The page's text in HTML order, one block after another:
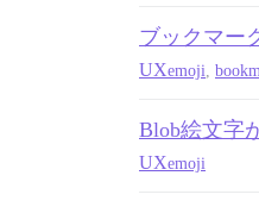
ブックマー
UXemoji
Blob絵文字
UXemoji